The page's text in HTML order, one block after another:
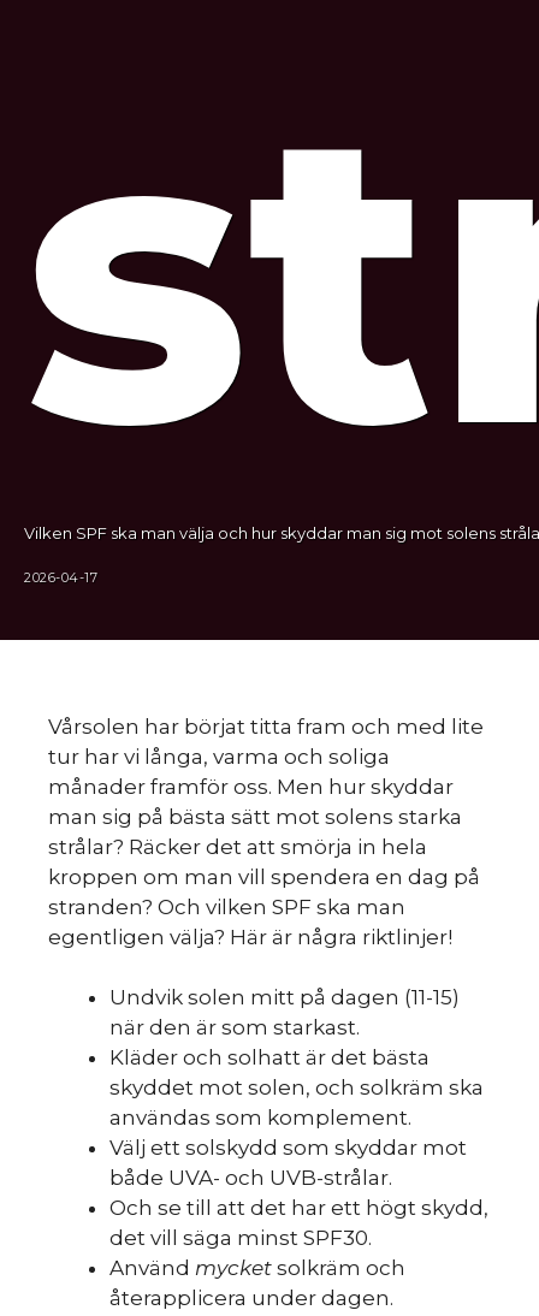
Vilken SPF ska man välja och hur skyddar man sig mot solens
2026-04-17
Vårsolen har börjat titta fram och med lite
tur har vi långa, varma och soliga
månader framför oss. Men hur skyddar
man sig på bästa sätt mot solens starka
strålar? Räcker det att smörja in hela
kroppen om man vill spendera en dag på
stranden? Och vilken SPF ska man
egentligen välja? Här är några riktlinjer!
Undvik solen mitt på dagen (11-15)
när den är som starkast.
Kläder och solhatt är det bästa
skyddet mot solen, och solkräm ska
användas som komplement.
Välj ett solskydd som skyddar mot
både UVA- och UVB-strålar.
Och se till att det har ett högt skydd,
det vill säga minst SPF30.
Använd mycket solkräm och
återapplicera under dagen.